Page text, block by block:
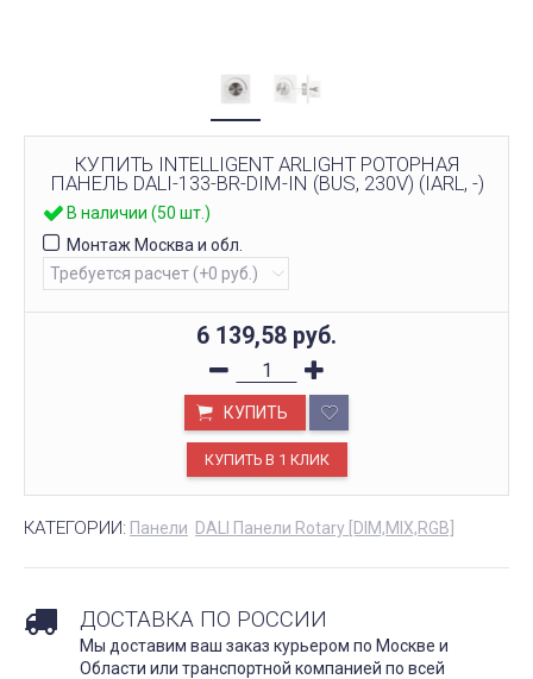
КУПИТЬ INTELLIGENT ARLIGHT РОТОРНАЯ
ПАНЕЛЬ DALI-133-BR-DIM-IN (BUS, 230V) (IARL, -)
В наличии (50 шт.)
Монтаж Москва и обл.
6 139,58 руб.
КУПИТЬ
КАТЕГОРИИ: Панели DALI Панели Rotary [DIM,MIX,RGB]
ДОСТАВКА ПО РОССИИ
Мы доставим ваш заказ курьером по Москве и
Области или транспортной компанией по всей